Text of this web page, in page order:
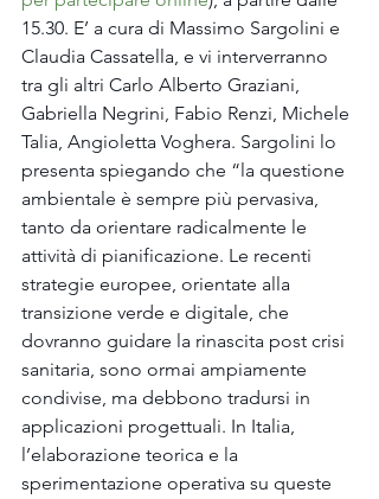
15.30. E’ a cura di Massimo Sargolini e
Claudia Cassatella, e vi interverranno
tra gli altri Carlo Alberto Graziani,
Gabriella Negrini, Fabio Renzi, Michele
Talia, Angioletta Voghera. Sargolini lo
presenta spiegando che “la questione
ambientale è sempre più pervasiva,
tanto da orientare radicalmente le
attività di pianificazione. Le recenti
strategie europee, orientate alla
transizione verde e digitale, che
dovranno guidare la rinascita post crisi
sanitaria, sono ormai ampiamente
condivise, ma debbono tradursi in
applicazioni progettuali. In Italia,
l’elaborazione teorica e la
sperimentazione operativa su queste